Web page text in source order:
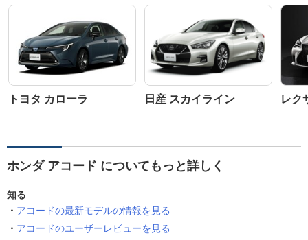
トヨタ カローラ 日産 スカイライン レク
ホンダ アコード についてもっと詳しく
知る
アコードの最新モデルの情報を見る
アコードのユーザーレビューを見る